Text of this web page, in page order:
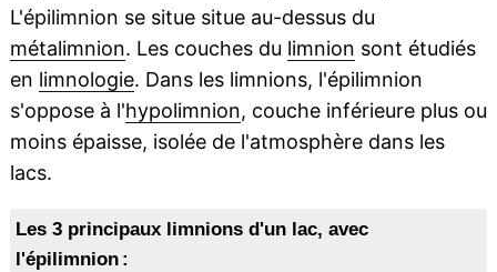
L'épilimnion se situe situe au-dessus du
métalimnion. Les couches du limnion sont étudiés
en limnologie. Dans les limnions, l'épilimnion
s'oppose à l'hypolimnion, couche inférieure plus ou
moins épaisse, isolée de l'atmosphère dans les
lacs.
Les 3 principaux limnions d'un lac, avec
l'épilimnion :